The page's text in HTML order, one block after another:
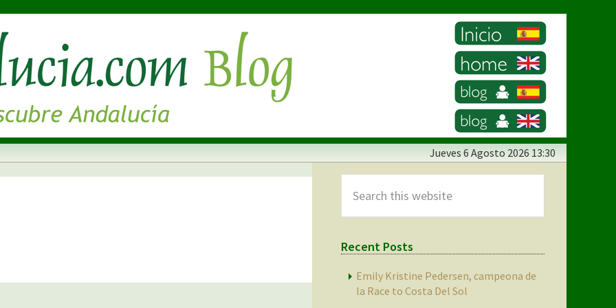
Jueves 6 Agosto 2026 13:30
Sidebar
this
website
Recent Posts
Emily Kristine Pedersen, campeona de
la Race to Costa Del Sol